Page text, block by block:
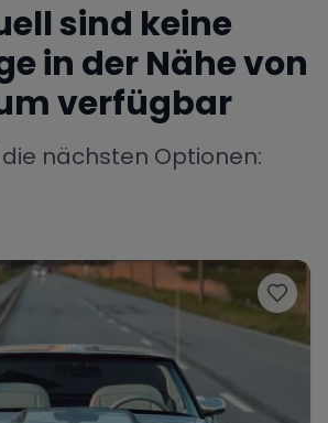
BMW Audi
Chevrolet
sind keine
in der Nähe von
verfügbar
die nächsten Optionen: